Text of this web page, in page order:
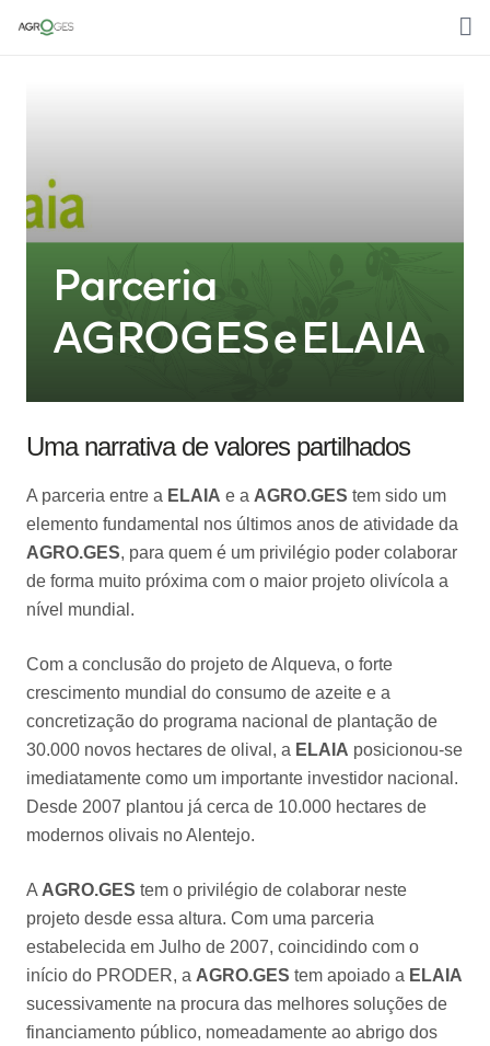
Media
Áreas de trabalho
Clientes
Contactos
Parceria
AGROGES e ELAIA
Uma narrativa de valores partilhados
A parceria entre a ELAIA e a AGRO.GES tem sido um
elemento fundamental nos últimos anos de atividade da
AGRO.GES, para quem é um privilégio poder colaborar
de forma muito próxima com o maior projeto olivícola a
nível mundial.
Com a conclusão do projeto de Alqueva, o forte
crescimento mundial do consumo de azeite e a
concretização do programa nacional de plantação de
30.000 novos hectares de olival, a ELAIA posicionou-se
imediatamente como um importante investidor nacional.
Desde 2007 plantou já cerca de 10.000 hectares de
modernos olivais no Alentejo.
A AGRO.GES tem o privilégio de colaborar neste
projeto desde essa altura. Com uma parceria
estabelecida em Julho de 2007, coincidindo com o
início do PRODER, a AGRO.GES tem apoiado a ELAIA
sucessivamente na procura das melhores soluções de
financiamento público, nomeadamente ao abrigo dos